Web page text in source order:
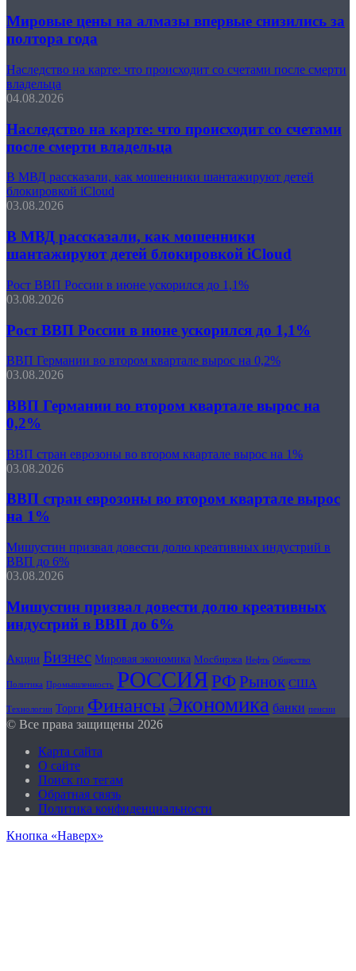
Мировые цены на алмазы впервые снизились за
полтора года
Наследство на карте: что происходит со счетами после смерти
владельца
04.08.2026
Наследство на карте: что происходит со счетами
после смерти владельца
В МВД рассказали, как мошенники шантажируют детей
блокировкой iCloud
03.08.2026
В МВД рассказали, как мошенники
шантажируют детей блокировкой iCloud
Рост ВВП России в июне ускорился до 1,1%
03.08.2026
Рост ВВП России в июне ускорился до 1,1%
ВВП Германии во втором квартале вырос на 0,2%
03.08.2026
ВВП Германии во втором квартале вырос на
0,2%
ВВП стран еврозоны во втором квартале вырос на 1%
03.08.2026
ВВП стран еврозоны во втором квартале вырос
на 1%
Мишустин призвал довести долю креативных индустрий в
ВВП до 6%
03.08.2026
Мишустин призвал довести долю креативных
индустрий в ВВП до 6%
Акции Бизнес Мировая экономика Мосбиржа Нефть Общество
Политика Промышленность РОССИЯРФРынок США
Технологии Торги Финансы Экономика банки пенсии
© Все права защищены 2026
Карта сайта
О сайте
Поиск по тегам
Обратная связь
Политика конфиденциальности
Кнопка «Наверх»